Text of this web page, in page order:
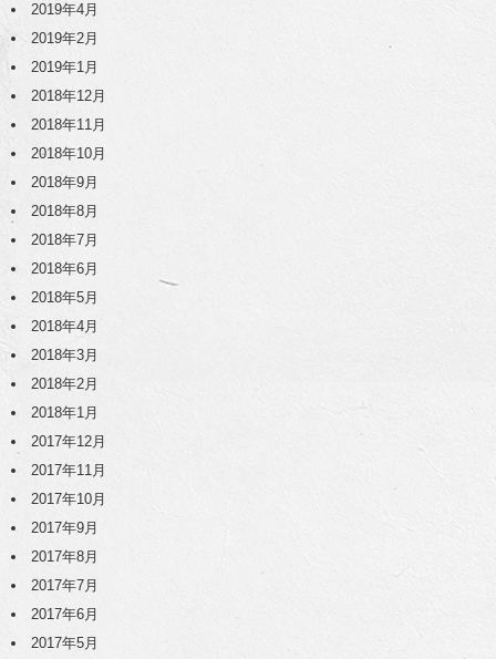
2019年4月
2019年2月
2019年1月
2018年12月
2018年11月
2018年10月
2018年9月
2018年8月
2018年7月
2018年6月
2018年5月
2018年4月
2018年3月
2018年2月
2018年1月
2017年12月
2017年11月
2017年10月
2017年9月
2017年8月
2017年7月
2017年6月
2017年5月